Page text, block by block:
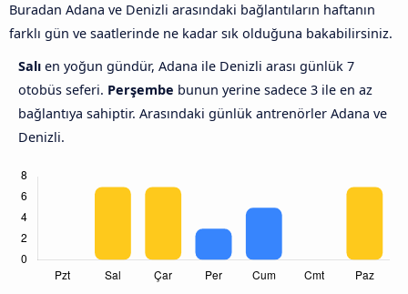
Buradan Adana ve Denizli arasındaki bağlantıların haftanın
farklı gün ve saatlerinde ne kadar sık olduğuna bakabilirsiniz.
Salı en yoğun gündür, Adana ile Denizli arası günlük 7
otobüs seferi. Perşembe bunun yerine sadece 3 ile en az
bağlantıya sahiptir. Arasındaki günlük antrenörler Adana ve
Denizli.